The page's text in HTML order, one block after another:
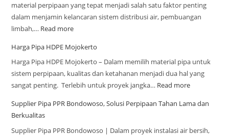
material perpipaan yang tepat menjadi salah satu faktor penting
dalam menjamin kelancaran sistem distribusi air, pembuangan
limbah,… Read more
Harga Pipa HDPE Mojokerto
Harga Pipa HDPE Mojokerto – Dalam memilih material pipa untuk
sistem perpipaan, kualitas dan ketahanan menjadi dua hal yang
sangat penting. Terlebih untuk proyek jangka… Read more
Supplier Pipa PPR Bondowoso, Solusi Perpipaan Tahan Lama dan
Berkualitas
Supplier Pipa PPR Bondowoso | Dalam proyek instalasi air bersih,